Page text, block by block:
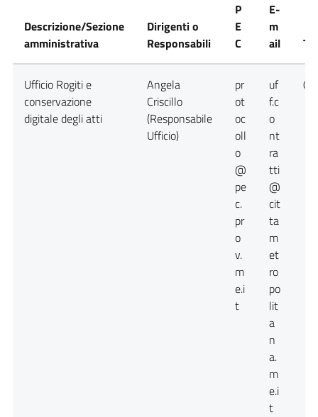
Descrizione/Sezione
amministrativa
Dirigenti o
Responsabili
P
E
C
E-
m
ail
Ufficio Rogiti e
conservazione
digitale degli atti
Angela
Criscillo
(Responsabile
Ufficio)
pr
ot
oc
oll
o
@
pe
c.
pr
o
v.
m
e.i
t
uf
f.c
o
nt
ra
tti
@
cit
ta
m
et
ro
po
lit
a
n
a.
m
e.i
t